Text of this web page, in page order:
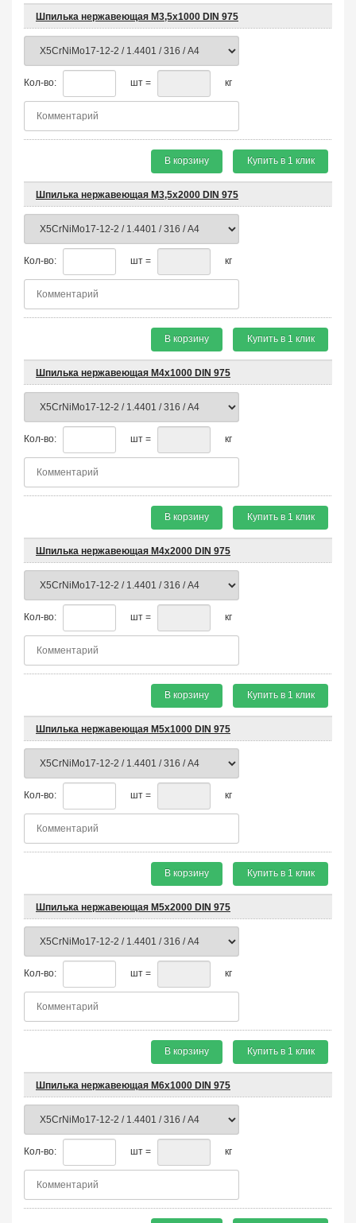
Шпилька нержавеющая М3,5х1000 DIN 975
Кол-во: шт = кг
В корзину Купить в 1 клик
Шпилька нержавеющая М3,5х2000 DIN 975
Кол-во: шт = кг
В корзину Купить в 1 клик
Шпилька нержавеющая М4х1000 DIN 975
Кол-во: шт = кг
В корзину Купить в 1 клик
Шпилька нержавеющая М4х2000 DIN 975
Кол-во: шт = кг
В корзину Купить в 1 клик
Шпилька нержавеющая М5х1000 DIN 975
Кол-во: шт = кг
В корзину Купить в 1 клик
Шпилька нержавеющая М5х2000 DIN 975
Кол-во: шт = кг
В корзину Купить в 1 клик
Шпилька нержавеющая М6х1000 DIN 975
Кол-во: шт = кг